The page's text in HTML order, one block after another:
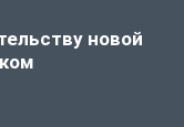
новой